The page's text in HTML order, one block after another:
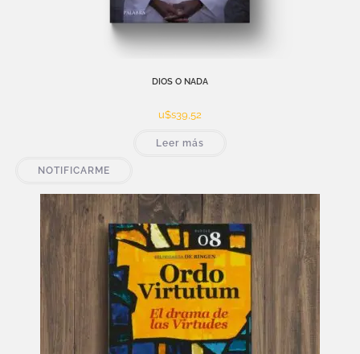
DIOS O NADA
u$s39,52
Leer más
NOTIFICARME